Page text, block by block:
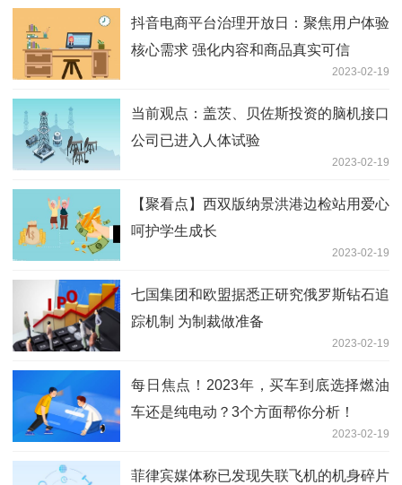
抖音电商平台治理开放日：聚焦用户体验
核心需求 强化内容和商品真实可信
2023-02-19
当前观点：盖茨、贝佐斯投资的脑机接口
公司已进入人体试验
2023-02-19
【聚看点】西双版纳景洪港边检站用爱心
呵护学生成长
2023-02-19
七国集团和欧盟据悉正研究俄罗斯钻石追
踪机制 为制裁做准备
2023-02-19
每日焦点！2023年，买车到底选择燃油
车还是纯电动？3个方面帮你分析！
2023-02-19
菲律宾媒体称已发现失联飞机的机身碎片